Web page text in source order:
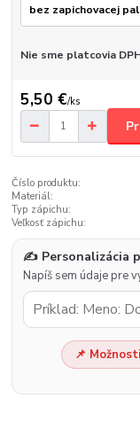
Nie sme platcovia
5,50 €/ks
Číslo produktu:
Materiál:
Typ zápichu:
Veľkosť zápichu:
✍️ Personalizácia
Napíš sem údaje pre
📌